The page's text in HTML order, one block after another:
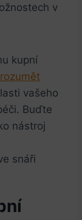
v
kupní
vašeho
Buďte
nástroj